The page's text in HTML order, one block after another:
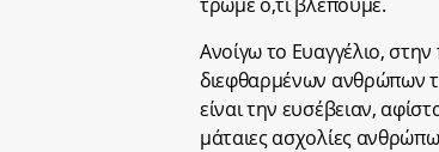
Ανοίγω το Ευαγγέλιο,
διεφθαρμένων ανθρώπων
είναι την ευσέβειαν,
μάταιες ασχολίες